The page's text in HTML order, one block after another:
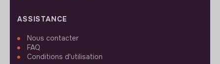
ASSISTANCE
Nous contacter
FAQ
Conditions d'utilisation